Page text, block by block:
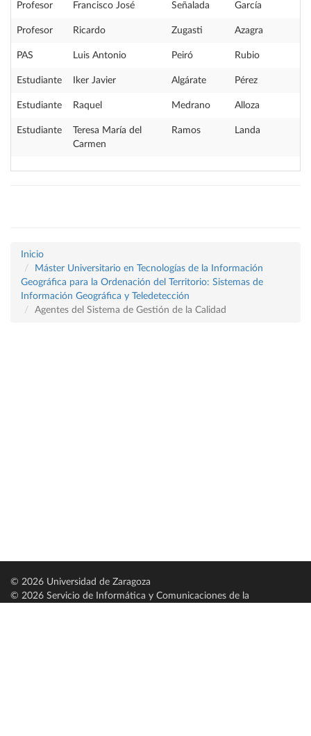
Profesor Francisco José Señalada García
Profesor Ricardo Zugasti Azagra
PAS Luis Antonio Peiró Rubio
Estudiante Iker Javier Algárate Pérez
Estudiante Raquel Medrano Alloza
Estudiante
Teresa María del
Carmen
Ramos Landa
Inicio
Máster Universitario en Tecnologías de la Información
Geográfica para la Ordenación del Territorio: Sistemas de
Información Geográfica y Teledetección
Agentes del Sistema de Gestión de la Calidad
© 2026 Universidad de Zaragoza
© 2026 Servicio de Informática y Comunicaciones de la